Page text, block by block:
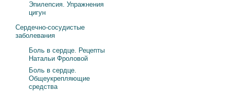
Эпилепсия. Упражнения
цигун
Сердечно-сосудистые
заболевания
Боль в сердце. Рецепты
Натальи Фроловой
Боль в сердце.
Общеукрепляющие
средства